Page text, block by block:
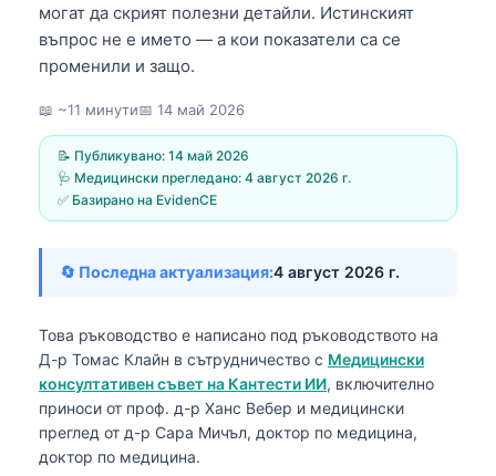
могат да скрият полезни детайли. Истинският
въпрос не е името — а кои показатели са се
променили и защо.
📖 ~11 минути📅 14 май 2026
📝 Публикувано: 14 май 2026
🩺 Медицински прегледано: 4 август 2026 г.
✅ Базирано на EvidenCE
🔄 Последна актуализация:4 август 2026 г.
Това ръководство е написано под ръководството на
Д-р Томас Клайн в сътрудничество с Медицински
консултативен съвет на Кантести ИИ, включително
приноси от проф. д-р Ханс Вебер и медицински
преглед от д-р Сара Мичъл, доктор по медицина,
доктор по медицина.